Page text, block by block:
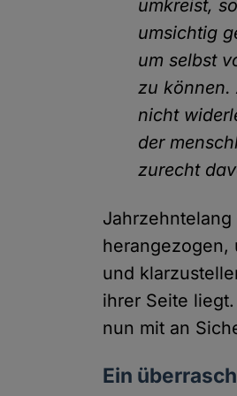
umkreist,
umsichtig
um selbst
zu können.
nicht
der
zurecht
herangezogen,
und
ihrer Seite
nun mit an
Ein